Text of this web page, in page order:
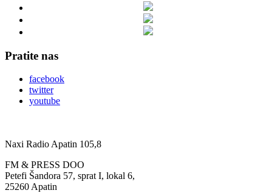
Pratite nas
facebook
twitter
youtube
Naxi Radio Apatin 105,8
FM & PRESS DOO
Petefi Šandora 57, sprat I, lokal 6,
25260 Apatin